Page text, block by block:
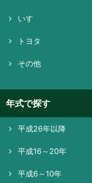
いすゞ
トヨタ
その他
年式で探す
平成26年以降
平成16～20年
平成6～10年